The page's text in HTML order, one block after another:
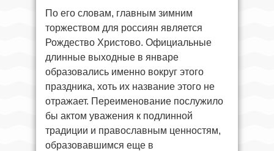
По его словам, главным зимним
торжеством для россиян является
Рождество Христово. Официальные
длинные выходные в январе
образовались именно вокруг этого
праздника, хоть их название этого не
отражает. Переименование послужило
бы актом уважения к подлинной
традиции и православным ценностям,
образовавшимся еще в